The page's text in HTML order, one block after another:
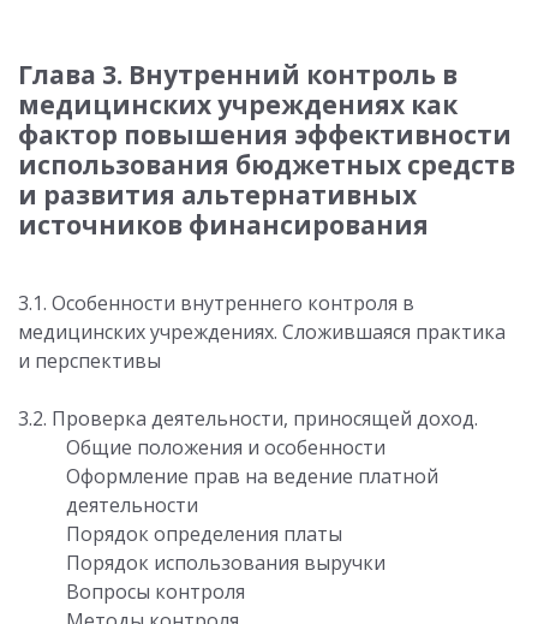
Глава 3. Внутренний контроль в
медицинских учреждениях как
фактор повышения эффективности
использования бюджетных средств
и развития альтернативных
источников финансирования
3.1. Особенности внутреннего контроля в
медицинских учреждениях. Сложившаяся практика
и перспективы
3.2. Проверка деятельности, приносящей доход.
Общие положения и особенности
Оформление прав на ведение платной
деятельности
Порядок определения платы
Порядок использования выручки
Вопросы контроля